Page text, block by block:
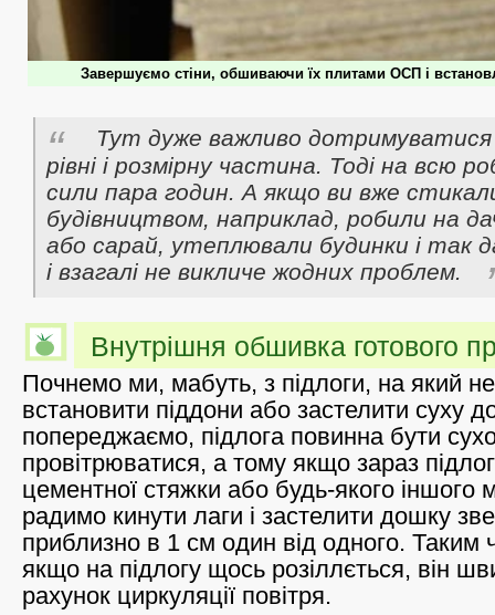
Завершуємо стіни, обшиваючи їх плитами ОСП і
Тут дуже важливо дотримуватися
рівні і розмірну частина. Тоді на всю
сили пара годин. А якщо ви вже
будівництвом, наприклад, робили на
або сарай, утеплювали будинки і так
і взагалі не викличе жодних проблем.
Внутрішня обшивка готового
Почнемо ми, мабуть, з підлоги, на який
встановити піддони або застелити суху
попереджаємо, підлога повинна бути
провітрюватися, а тому якщо зараз
цементної стяжки або будь-якого іншого
радимо кинути лаги і застелити дошку
приблизно в 1 см один від одного. Таким
якщо на підлогу щось розіллється, він
рахунок циркуляції повітря.